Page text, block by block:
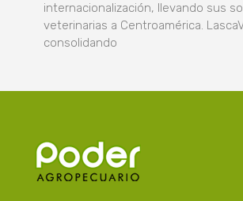
internacionalización, llevando sus
veterinarias a Centroamérica.
consolidando